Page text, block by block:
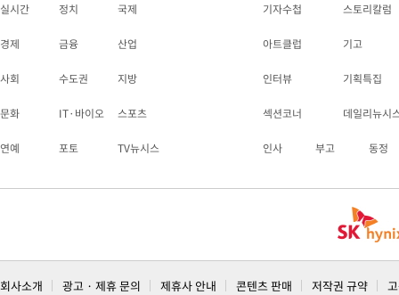
실시간 정치 국제
경제 금융 산업
사회 수도권 지방
문화 IT·바이오 스포츠
연예 포토 TV뉴시스
기자수첩 스토리칼럼
아트클럽 기고
인터뷰 기획특집
섹션코너 데일리뉴시
인사 부고 동정
회사소개 광고 · 제휴 문의 제휴사 안내 콘텐츠 판매 저작권 규약